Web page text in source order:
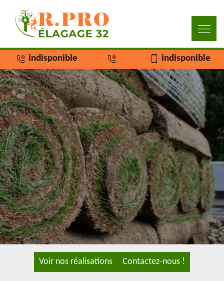
indisponible indisponible
Voir nos réalisations Contactez-nous !